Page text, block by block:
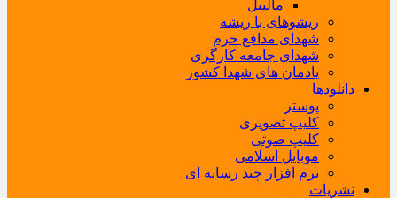
مالیبل
ریشوهای با ریشه
شهدای مدافع حرم
شهدای جامعه کارگری
یادمان های شهدا کشور
دانلودها
پوستر
کلیپ تصویری
کلیپ صوتی
موبایل اسلامی
نرم افزار چند رسانه ای
نشریات